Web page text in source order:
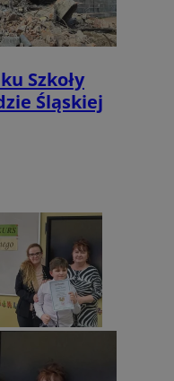
Szkoły
Śląskiej